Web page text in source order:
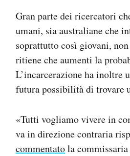
Gran parte dei ricercatori
umani, sia australiane che
soprattutto così giovani,
ritiene che aumenti la
L’incarcerazione ha inoltre
futura possibilità di trovare
«Tutti vogliamo vivere in
va in direzione contraria
commentatola